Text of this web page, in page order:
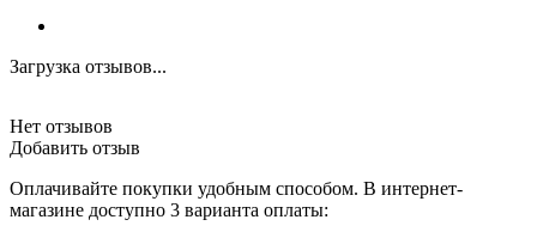
Загрузка отзывов...
Нет отзывов
Добавить отзыв
Оплачивайте покупки удобным способом. В интернет-
магазине доступно 3 варианта оплаты: